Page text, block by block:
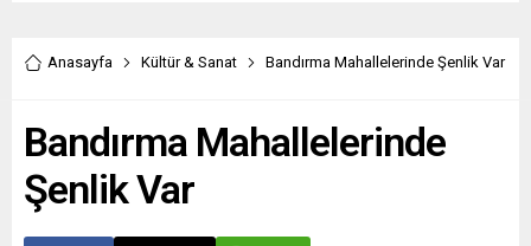
Anasayfa Kültür & Sanat Bandırma Mahallelerinde Şenlik Var
Bandırma Mahallelerinde
Şenlik Var